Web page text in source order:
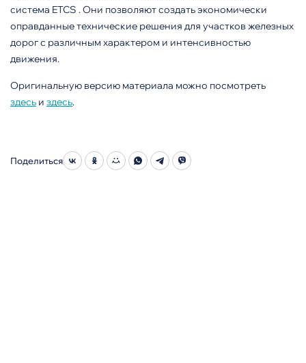
система ETCS . Они позволяют создать экономически
оправдан­ные технические решения для участков железных
дорог с различ­ным характером и интенсивностью
движения.
Оригинальную версию материала можно посмотреть
здесь и здесь.
Поделиться